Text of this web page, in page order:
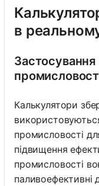
в реальному
Застосування
Калькулятори
промисловості
підвищення
промисловості
паливоефективні